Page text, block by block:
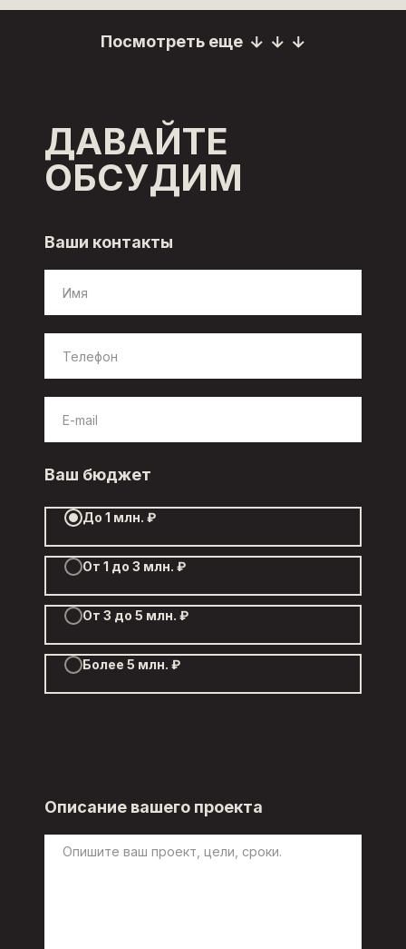
Посмотреть еще
Посмотреть еще
ДАВАЙТЕ
ОБСУДИМ
Описание вашего проекта
Ваши контакты
Ваш бюджет
До 1 млн. ₽
От 1 до 3 млн. ₽
От 3 до 5 млн. ₽
Более 5 млн. ₽